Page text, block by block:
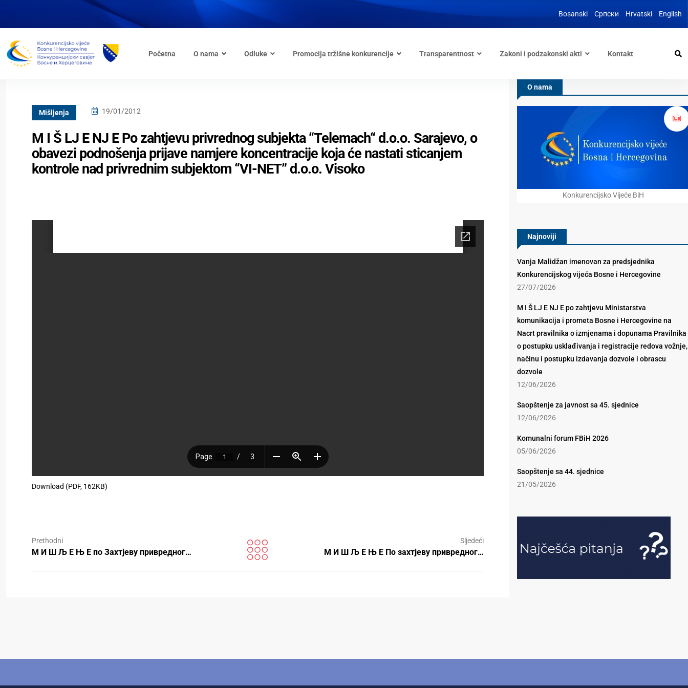
Bosanski Српски Hrvatski English
Početna O nama Odluke Promocija tržišne konkurencije Transparentnost Zakoni i podzakonski akti Kontakt
Mišljenja 19/01/2012
M I Š LJ E NJ E Po zahtjevu privrednog subjekta “Telemach“ d.o.o. Sarajevo, o
obavezi podnošenja prijave namjere koncentracije koja će nastati sticanjem
kontrole nad privrednim subjektom “VI-NET” d.o.o. Visoko
Download (PDF, 162KB)
Prethodni
М И Ш Љ Е Њ Е по Захтјеву привредног…
Sljedeći
М И Ш Љ Е Њ Е По захтјеву привредног…
O nama
Konkurencijsko Vijeće BiH
Najnoviji
Vanja Malidžan imenovan za predsjednika
Konkurencijskog vijeća Bosne i Hercegovine
27/07/2026
M I Š LJ E NJ E po zahtjevu Ministarstva
komunikacija i prometa Bosne i Hercegovine na
Nacrt pravilnika o izmjenama i dopunama Pravilnika
o postupku usklađivanja i registracije redova vožnje,
načinu i postupku izdavanja dozvole i obrascu
dozvole
12/06/2026
Saopštenje za javnost sa 45. sjednice
12/06/2026
Komunalni forum FBiH 2026
05/06/2026
Saopštenje sa 44. sjednice
21/05/2026